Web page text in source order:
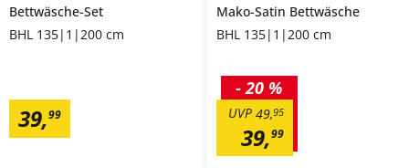
Bettwäsche-Set
BHL 135|1|200 cm
39,99
Mako-Satin Bettwäsche
BHL 135|1|200 cm
39,99
49,95
UVP
- 20 %